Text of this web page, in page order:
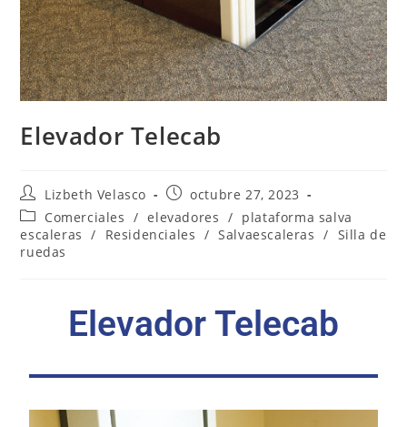
Elevador Telecab
Lizbeth Velasco
octubre 27, 2023
Comerciales / elevadores / plataforma salva
escaleras
/ Residenciales / Salvaescaleras / Silla de
ruedas
Elevador Telecab